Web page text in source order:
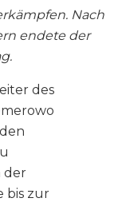
. Nach
endete der
des
der
bis zur